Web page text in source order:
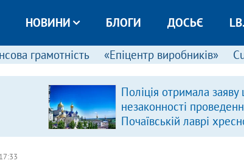
НОВИНИ БЛОГИ ДОСЬЄ
грамотність «Епіцентр виробників»
Поліція отримала
незаконності
Почаївській лаврі